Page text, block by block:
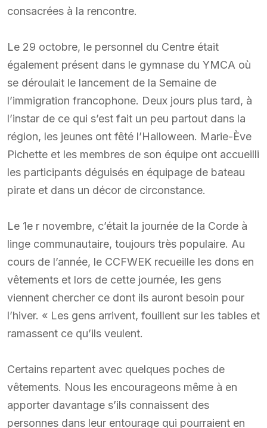
consacrées à la rencontre.
Le 29 octobre, le personnel du Centre était
également présent dans le gymnase du YMCA où
se déroulait le lancement de la Semaine de
l’immigration francophone. Deux jours plus tard, à
l’instar de ce qui s’est fait un peu partout dans la
région, les jeunes ont fêté l’Halloween. Marie-Ève
Pichette et les membres de son équipe ont accueilli
les participants déguisés en équipage de bateau
pirate et dans un décor de circonstance.
Le 1e r novembre, c’était la journée de la Corde à
linge communautaire, toujours très populaire. Au
cours de l’année, le CCFWEK recueille les dons en
vêtements et lors de cette journée, les gens
viennent chercher ce dont ils auront besoin pour
l’hiver. « Les gens arrivent, fouillent sur les tables et
ramassent ce qu’ils veulent.
Certains repartent avec quelques poches de
vêtements. Nous les encourageons même à en
apporter davantage s’ils connaissent des
personnes dans leur entourage qui pourraient en